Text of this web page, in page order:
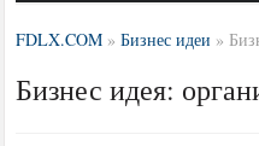
FDLX.COM »Бизнес идеи »
Бизнес идея: